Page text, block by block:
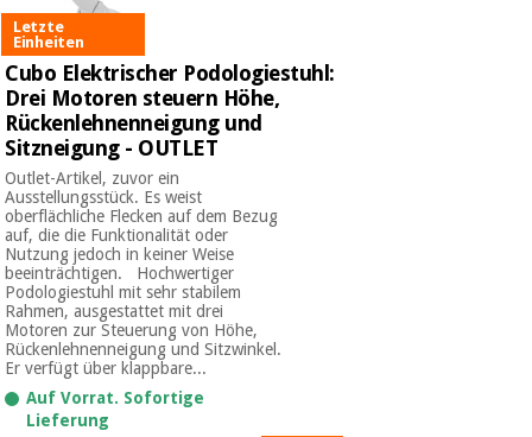
Chirurgische
instrumente
(ausverkauf)
spiele
Sanitärkleiderschränke
Veterinärmedizin
Orthopädie
Chirurgische
instrumente
(ausverkauf)
Letzte
Einheiten
Cubo Elektrischer Podologiestuhl:
Drei Motoren steuern Höhe,
Rückenlehnenneigung und
Sitzneigung - OUTLET
Outlet-Artikel, zuvor ein
Ausstellungsstück. Es weist
oberflächliche Flecken auf dem Bezug
auf, die die Funktionalität oder
Nutzung jedoch in keiner Weise
beeinträchtigen. Hochwertiger
Podologiestuhl mit sehr stabilem
Rahmen, ausgestattet mit drei
Motoren zur Steuerung von Höhe,
Rückenlehnenneigung und Sitzwinkel.
Er verfügt über klappbare...
Auf Vorrat. Sofortige
Lieferung